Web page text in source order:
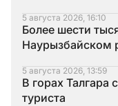
5 августа 2026, 16:10
Более шести
Наурызбайском
5 августа 2026, 13:59
В горах Талгара
туриста